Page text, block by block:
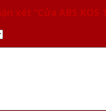
xét “Cửa ABS KOS